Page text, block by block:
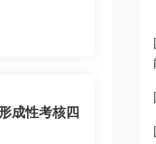
成性考核四